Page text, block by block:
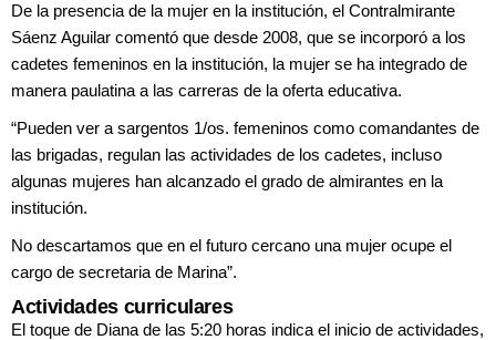
De la presencia de la mujer en la institución, el Contralmirante
Sáenz Aguilar comentó que desde 2008, que se incorporó a los
cadetes femeninos en la institución, la mujer se ha integrado de
manera paulatina a las carreras de la oferta educativa.
“Pueden ver a sargentos 1/os. femeninos como comandantes de
las brigadas, regulan las actividades de los cadetes, incluso
algunas mujeres han alcanzado el grado de almirantes en la
institución.
No descartamos que en el futuro cercano una mujer ocupe el
cargo de secretaria de Marina”.
Actividades curriculares
El toque de Diana de las 5:20 horas indica el inicio de actividades,